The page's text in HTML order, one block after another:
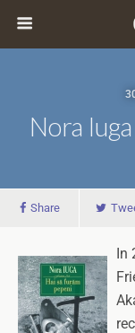
Nora
Share
In